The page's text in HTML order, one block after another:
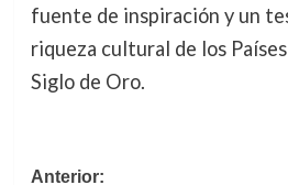
fuente de inspiración y un
riqueza cultural de los
Siglo de Oro.
Anterior: